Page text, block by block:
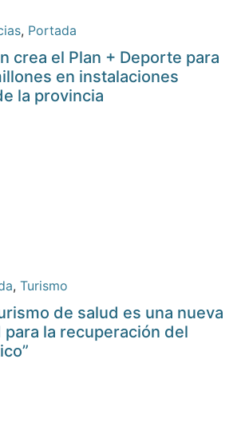
, Portada
crea el Plan + Deporte para
en instalaciones
la provincia
, Turismo
de salud es una nueva
la recuperación del